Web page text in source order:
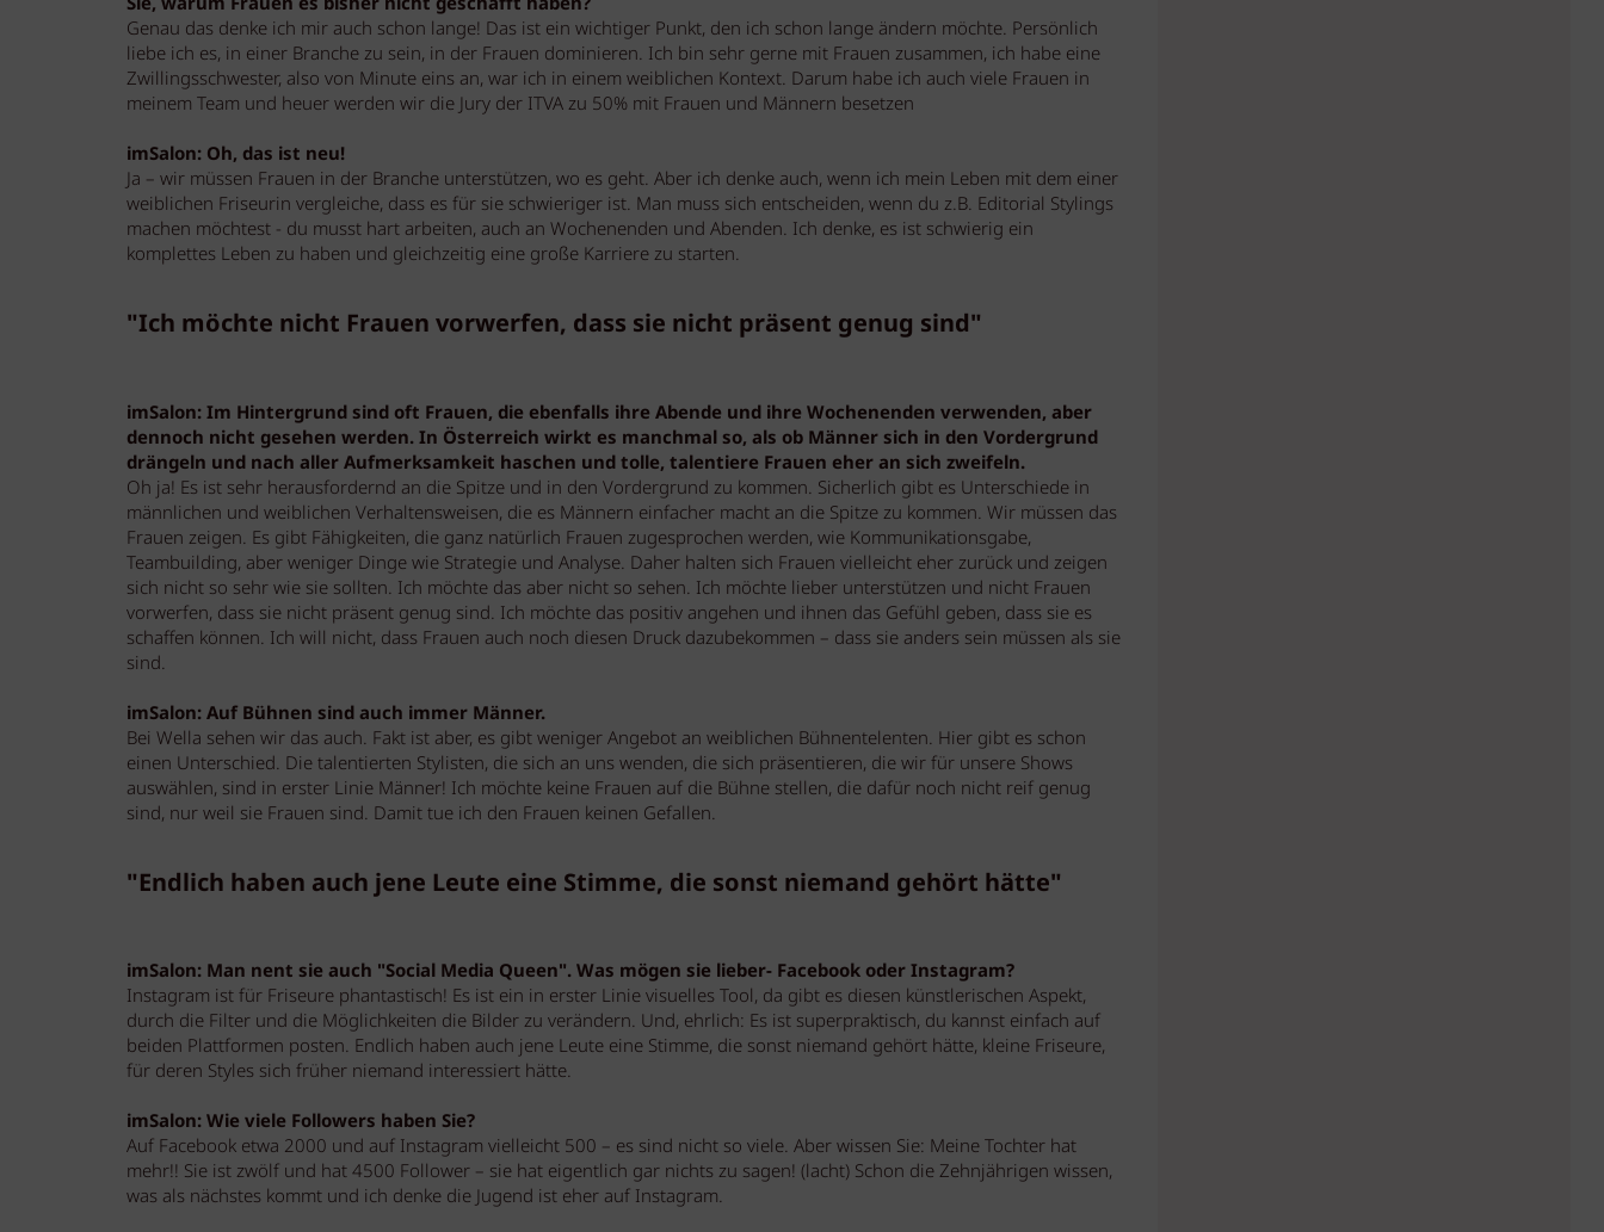
Genau das denke ich mir auch schon lange! Das ist ein wichtiger Punkt, den ich schon lange ändern möchte. Persönlich
liebe ich es, in einer Branche zu sein, in der Frauen dominieren. Ich bin sehr gerne mit Frauen zusammen, ich habe eine
Zwillingsschwester, also von Minute eins an, war ich in einem weiblichen Kontext. Darum habe ich auch viele Frauen in
meinem Team und heuer werden wir die Jury der ITVA zu 50% mit Frauen und Männern besetzen
imSalon: Oh, das ist neu!
Ja – wir müssen Frauen in der Branche unterstützen, wo es geht. Aber ich denke auch, wenn ich mein Leben mit dem einer
weiblichen Friseurin vergleiche, dass es für sie schwieriger ist. Man muss sich entscheiden, wenn du z.B. Editorial Stylings
machen möchtest - du musst hart arbeiten, auch an Wochenenden und Abenden. Ich denke, es ist schwierig ein
komplettes Leben zu haben und gleichzeitig eine große Karriere zu starten.
"Ich möchte nicht Frauen vorwerfen, dass sie nicht präsent genug sind"
imSalon: Im Hintergrund sind oft Frauen, die ebenfalls ihre Abende und ihre Wochenenden verwenden, aber
dennoch nicht gesehen werden. In Österreich wirkt es manchmal so, als ob Männer sich in den Vordergrund
drängeln und nach aller Aufmerksamkeit haschen und tolle, talentiere Frauen eher an sich zweifeln.
Oh ja! Es ist sehr herausfordernd an die Spitze und in den Vordergrund zu kommen. Sicherlich gibt es Unterschiede in
männlichen und weiblichen Verhaltensweisen, die es Männern einfacher macht an die Spitze zu kommen. Wir müssen das
Frauen zeigen. Es gibt Fähigkeiten, die ganz natürlich Frauen zugesprochen werden, wie Kommunikationsgabe,
Teambuilding, aber weniger Dinge wie Strategie und Analyse. Daher halten sich Frauen vielleicht eher zurück und zeigen
sich nicht so sehr wie sie sollten. Ich möchte das aber nicht so sehen. Ich möchte lieber unterstützen und nicht Frauen
vorwerfen, dass sie nicht präsent genug sind. Ich möchte das positiv angehen und ihnen das Gefühl geben, dass sie es
schaffen können. Ich will nicht, dass Frauen auch noch diesen Druck dazubekommen – dass sie anders sein müssen als sie
sind.
imSalon: Auf Bühnen sind auch immer Männer.
Bei Wella sehen wir das auch. Fakt ist aber, es gibt weniger Angebot an weiblichen Bühnentelenten. Hier gibt es schon
einen Unterschied. Die talentierten Stylisten, die sich an uns wenden, die sich präsentieren, die wir für unsere Shows
auswählen, sind in erster Linie Männer! Ich möchte keine Frauen auf die Bühne stellen, die dafür noch nicht reif genug
sind, nur weil sie Frauen sind. Damit tue ich den Frauen keinen Gefallen.
"Endlich haben auch jene Leute eine Stimme, die sonst niemand gehört hätte"
imSalon: Man nent sie auch "Social Media Queen". Was mögen sie lieber- Facebook oder Instagram?
Instagram ist für Friseure phantastisch! Es ist ein in erster Linie visuelles Tool, da gibt es diesen künstlerischen Aspekt,
durch die Filter und die Möglichkeiten die Bilder zu verändern. Und, ehrlich: Es ist superpraktisch, du kannst einfach auf
beiden Plattformen posten. Endlich haben auch jene Leute eine Stimme, die sonst niemand gehört hätte, kleine Friseure,
für deren Styles sich früher niemand interessiert hätte.
imSalon: Wie viele Followers haben Sie?
Auf Facebook etwa 2000 und auf Instagram vielleicht 500 – es sind nicht so viele. Aber wissen Sie: Meine Tochter hat
mehr!! Sie ist zwölf und hat 4500 Follower – sie hat eigentlich gar nichts zu sagen! (lacht) Schon die Zehnjährigen wissen,
was als nächstes kommt und ich denke die Jugend ist eher auf Instagram.